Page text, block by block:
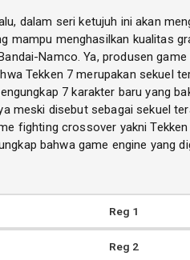
dalam seri ketujuh ini akan
mampu menghasilkan kualitas
Namco. Ya, produsen
Tekken 7 merupakan sekuel
7 karakter baru yang
disebut sebagai sekuel
fighting crossover yakni
bahwa game engine yang
Reg 1
Reg 2